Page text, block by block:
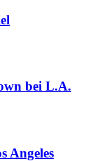
bei L.A.
Angeles